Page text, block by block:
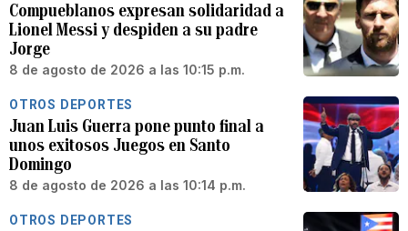
Compueblanos expresan solidaridad a
Lionel Messi y despiden a su padre
Jorge
8 de agosto de 2026 a las 10:15 p.m.
OTROS DEPORTES
Juan Luis Guerra pone punto final a
unos exitosos Juegos en Santo
Domingo
8 de agosto de 2026 a las 10:14 p.m.
OTROS DEPORTES